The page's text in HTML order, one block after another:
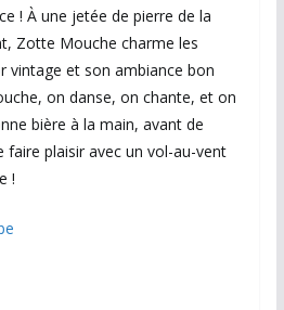
! À une jetée de pierre de la
Zotte Mouche charme les
vintage et son ambiance bon
on danse, on chante, et on
bière à la main, avant de
faire plaisir avec un vol-au-vent
!